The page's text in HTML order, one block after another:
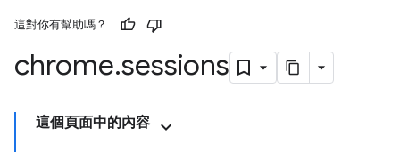
這對你有幫助嗎？
chrome.sessions
這個頁面中的內容